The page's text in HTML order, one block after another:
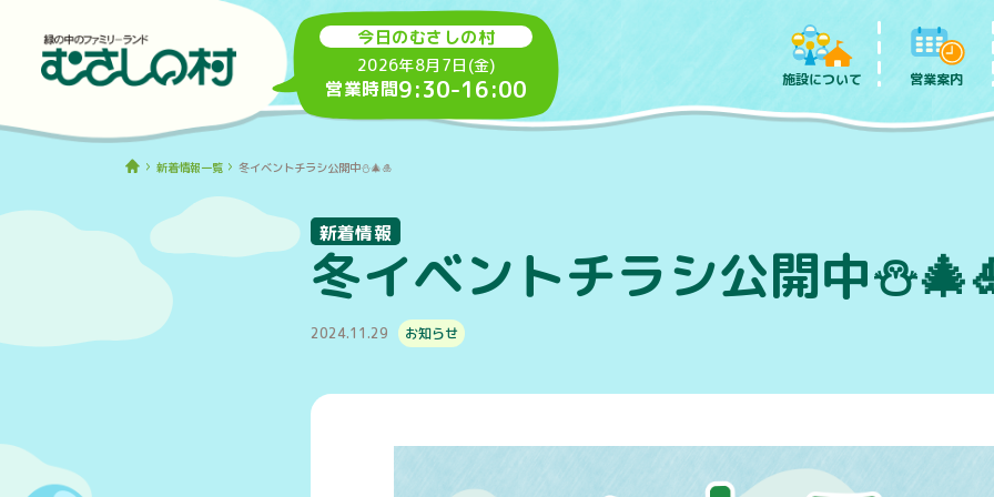
今日のむさしの村
2026年8月7日(金)
営業時間9:30-16:00 施設について 営業案内
新着情報一覧 冬イベントチラシ公開中⛄🎄🎍
冬イベントチラシ公開中
新着情報
2024.11.29 お知らせ